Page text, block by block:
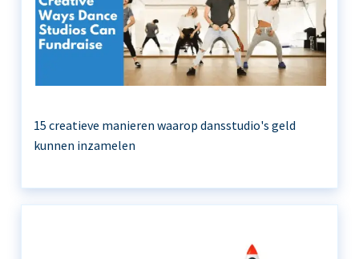
15 creatieve manieren waarop dansstudio's geld
kunnen inzamelen